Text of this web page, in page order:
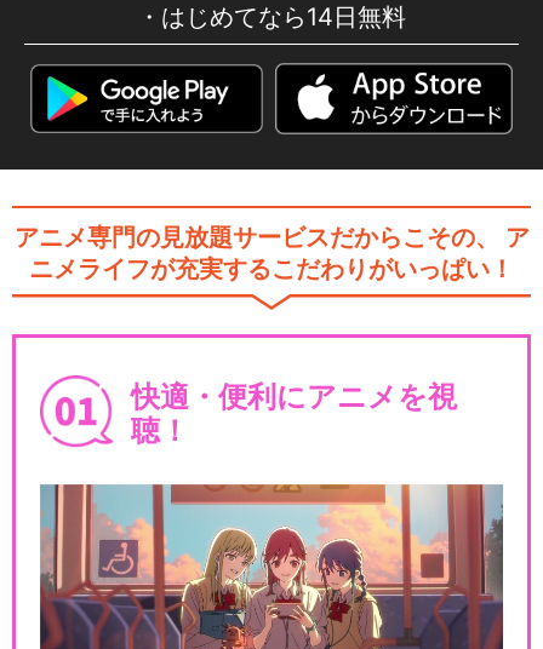
はじめてなら14日無料
アニメ専門の見放題サービスだからこその、
ア
ニメライフが充実するこだわりがいっぱい！
快適・便利にアニメを視
聴！